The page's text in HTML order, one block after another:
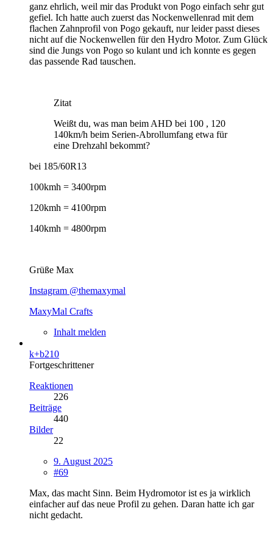
ganz ehrlich, weil mir das Produkt von Pogo einfach sehr gut
gefiel. Ich hatte auch zuerst das Nockenwellenrad mit dem
flachen Zahnprofil von Pogo gekauft, nur leider passt dieses
nicht auf die Nockenwellen für den Hydro Motor. Zum Glück
sind die Jungs von Pogo so kulant und ich konnte es gegen
das passende Rad tauschen.
Zitat
Weißt du, was man beim AHD bei 100 , 120
140km/h beim Serien-Abrollumfang etwa für
eine Drehzahl bekommt?
bei 185/60R13
100kmh = 3400rpm
120kmh = 4100rpm
140kmh = 4800rpm
Grüße Max
Instagram @themaxymal
MaxyMal Crafts
Inhalt melden
k+b210
Fortgeschrittener
Reaktionen
226
Beiträge
440
Bilder
22
9. August 2025
#69
Max, das macht Sinn. Beim Hydromotor ist es ja wirklich
einfacher auf das neue Profil zu gehen. Daran hatte ich gar
nicht gedacht.